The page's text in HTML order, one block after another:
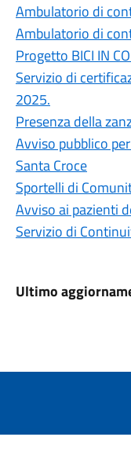
Ambulatorio di
Ambulatorio di
Progetto BICI IN
Servizio di
2025.
Presenza della
Avviso pubblico
Santa Croce
Sportelli di
Avviso ai pazienti
Servizio di
Ultimo